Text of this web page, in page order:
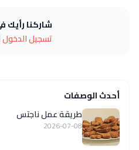
شاركنا رأيك
تسجيل الدخول
أحدث الوصفات
طريقة عمل ناجتس
2026-07-08